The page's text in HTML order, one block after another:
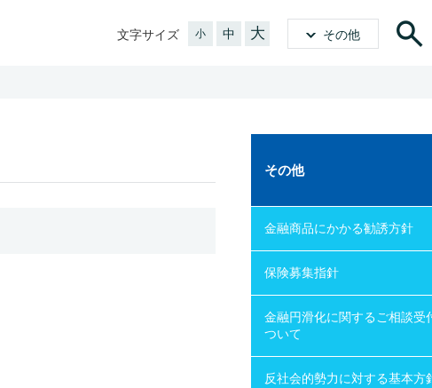
文字サイズ 小 中 大 その他
その他
金融商品にかかる勧誘方針
保険募集指針
金融円滑化に関するご相談受
ついて
反社会的勢力に対する基本方